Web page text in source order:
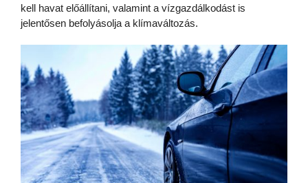
kell havat előállítani, valamint a vízgazdálkodást is
jelentősen befolyásolja a klímaváltozás.